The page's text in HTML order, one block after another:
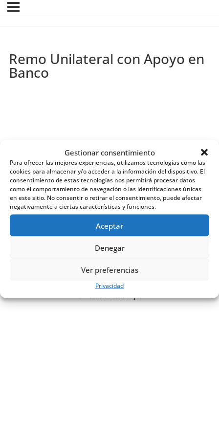
Gestionar consentimiento
Para ofrecer las mejores experiencias, utilizamos tecnologías como las
cookies para almacenar y/o acceder a la información del dispositivo. El
consentimiento de estas tecnologías nos permitirá procesar datos
como el comportamiento de navegación o las identificaciones únicas
en este sitio. No consentir o retirar el consentimiento, puede afectar
negativamente a ciertas características y funciones.
Aceptar
Denegar
Ver preferencias
Privacidad
Remo Unilateral con Apoyo en
Banco